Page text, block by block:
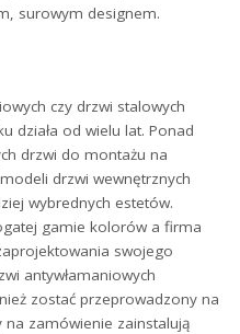
surowym designem.
czy drzwi stalowych
działa od wielu lat. Ponad
drzwi do montażu na
drzwi wewnętrznych
wybrednych estetów.
gamie kolorów a firma
swojego
antywłamaniowych
zostać przeprowadzony na
na zamówienie zainstalują